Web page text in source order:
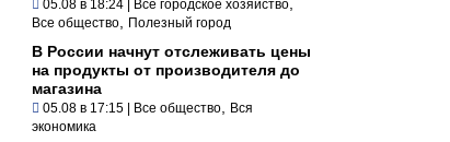
05.08 в 18:24 | Всё городское хозяйство
Все общество Полезный город
В России начнут отслеживать цены
на продукты от производителя до
магазина
05.08 в 17:15 | Все общество
Вся
экономика